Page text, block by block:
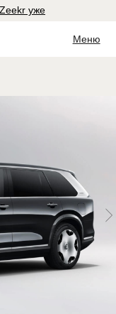
Меню
уже